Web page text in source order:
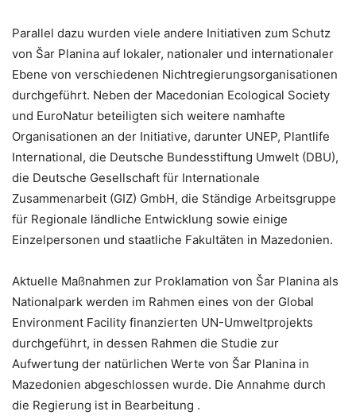
Parallel dazu wurden viele andere Initiativen zum Schutz
von Šar Planina auf lokaler, nationaler und internationaler
Ebene von verschiedenen Nichtregierungsorganisationen
durchgeführt. Neben der Macedonian Ecological Society
und EuroNatur beteiligten sich weitere namhafte
Organisationen an der Initiative, darunter UNEP, Plantlife
International, die Deutsche Bundesstiftung Umwelt (DBU),
die Deutsche Gesellschaft für Internationale
Zusammenarbeit (GIZ) GmbH, die Ständige Arbeitsgruppe
für Regionale ländliche Entwicklung sowie einige
Einzelpersonen und staatliche Fakultäten in Mazedonien.
Aktuelle Maßnahmen zur Proklamation von Šar Planina als
Nationalpark werden im Rahmen eines von der Global
Environment Facility finanzierten UN-Umweltprojekts
durchgeführt, in dessen Rahmen die Studie zur
Aufwertung der natürlichen Werte von Šar Planina in
Mazedonien abgeschlossen wurde. Die Annahme durch
die Regierung ist in Bearbeitung .